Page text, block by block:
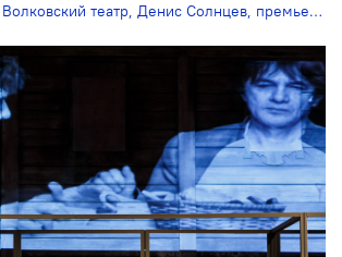
Волковский театр, Денис Солнцев, премьера